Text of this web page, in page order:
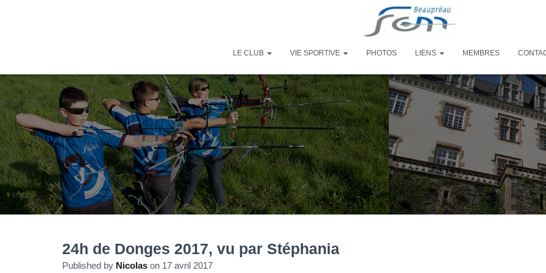
LE CLUB VIE SPORTIVE PHOTOS LIENS MEMBRES
24h de Donges 2017, vu par Stéphania
Published by Nicolas on 17 avril 2017